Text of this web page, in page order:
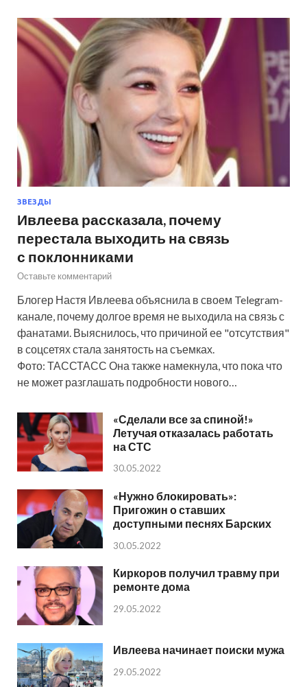
ЗВЕЗДЫ
Ивлеева рассказала, почему
перестала выходить на связь
с поклонниками
Оставьте комментарий
Блогер Настя Ивлеева объяснила в своем Telegram-
канале, почему долгое время не выходила на связь с
фанатами. Выяснилось, что причиной ее "отсутствия"
в соцсетях стала занятость на съемках.
Фото: ТАССТАСС Она также намекнула, что пока что
не может разглашать подробности нового…
«Сделали все за спиной!»
Летучая отказалась работать
на СТС
30.05.2022
«Нужно блокировать»:
Пригожин о ставших
доступными песнях Барских
30.05.2022
Киркоров получил травму при
ремонте дома
29.05.2022
Ивлеева начинает поиски мужа
29.05.2022